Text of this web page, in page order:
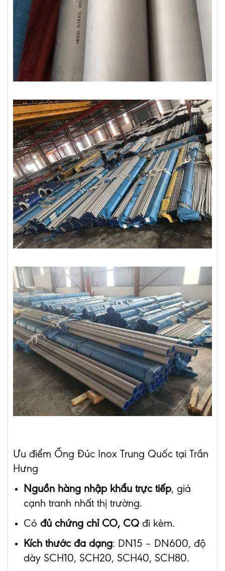
Ưu điểm Ống Đúc Inox Trung Quốc tại Trần
Hưng
Nguồn hàng nhập khẩu trực tiếp, giá
cạnh tranh nhất thị trường.
Có đủ chứng chỉ CO, CQđi kèm.
Kích thước đa dạng: DN15 – DN600, độ
dày SCH10, SCH20, SCH40, SCH80.